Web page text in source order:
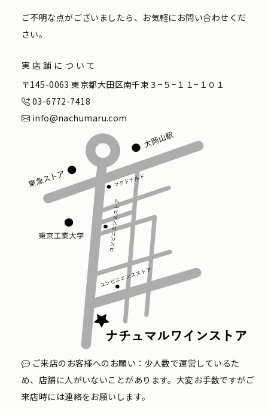
ご不明な点がございましたら、お気軽にお問い合わせくだ
さい。
実店舗について
〒145-0063 東京都大田区南千束３−５−１１−１０１
03-6772-7418
info@nachumaru.com
ご来店のお客様へのお願い：少人数で運営しているた
め、店舗に人がいないことがあります。大変お手数ですがご
来店時には連絡をお願いします。